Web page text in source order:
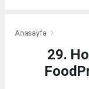
Anasayfa
29.